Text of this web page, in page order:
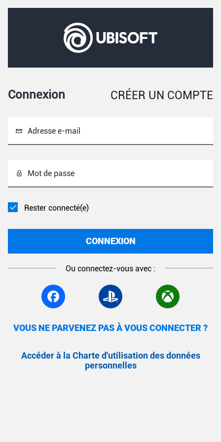
Connexion CRÉER UN COMPTE
Adresse e-mail
Mot de passe
Rester connecté(e)
CONNEXION
Ou connectez-vous avec :
VOUS NE PARVENEZ PAS À VOUS CONNECTER ?
Accéder à la Charte d'utilisation des données
personnelles